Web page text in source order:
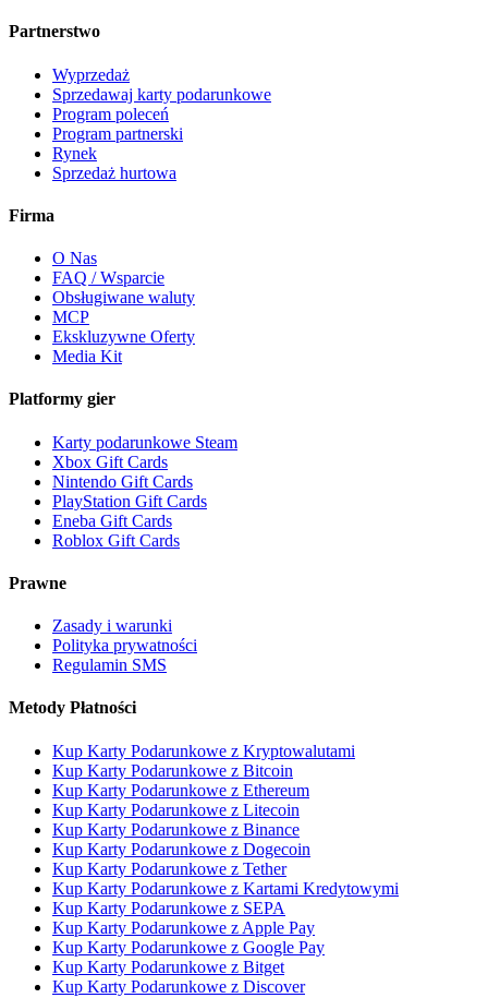
Partnerstwo
Wyprzedaż
Sprzedawaj karty podarunkowe
Program poleceń
Program partnerski
Rynek
Sprzedaż hurtowa
Firma
O Nas
FAQ / Wsparcie
Obsługiwane waluty
MCP
Ekskluzywne Oferty
Media Kit
Platformy gier
Karty podarunkowe Steam
Xbox Gift Cards
Nintendo Gift Cards
PlayStation Gift Cards
Eneba Gift Cards
Roblox Gift Cards
Prawne
Zasady i warunki
Polityka prywatności
Regulamin SMS
Metody Płatności
Kup Karty Podarunkowe z Kryptowalutami
Kup Karty Podarunkowe z Bitcoin
Kup Karty Podarunkowe z Ethereum
Kup Karty Podarunkowe z Litecoin
Kup Karty Podarunkowe z Binance
Kup Karty Podarunkowe z Dogecoin
Kup Karty Podarunkowe z Tether
Kup Karty Podarunkowe z Kartami Kredytowymi
Kup Karty Podarunkowe z SEPA
Kup Karty Podarunkowe z Apple Pay
Kup Karty Podarunkowe z Google Pay
Kup Karty Podarunkowe z Bitget
Kup Karty Podarunkowe z Discover